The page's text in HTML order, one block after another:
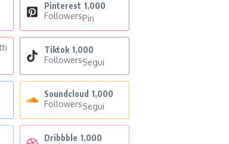
Pinterest 1,000
FollowersPin
Tiktok 1,000
FollowersSegui
Soundcloud 1,000
FollowersSegui
Dribbble 1,000